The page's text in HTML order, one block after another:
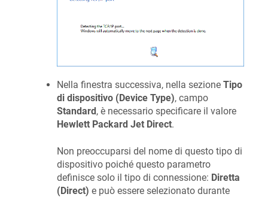
Nella finestra successiva, nella sezione Tipo
di dispositivo (Device Type), campo
Standard , è necessario specificare il valore
Hewlett Packard Jet Direct.
Non preoccuparsi del nome di questo tipo di
dispositivo poiché questo parametro
definisce solo il tipo di connessione: Diretta
(Direct) e può essere selezionato durante